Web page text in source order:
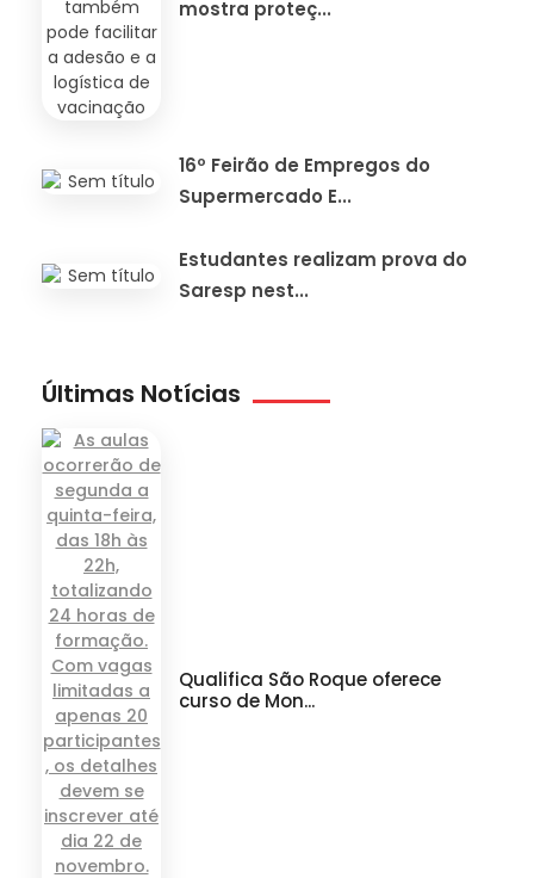
mostra proteç...
16º Feirão de Empregos do
Supermercado E...
Estudantes realizam prova do
Saresp nest...
Últimas Notícias
Qualifica São Roque oferece
curso de Mon...